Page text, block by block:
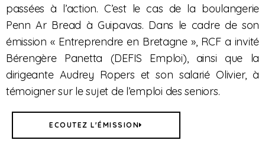
passées à l’action. C’est le cas de la boulangerie
Penn Ar Bread à Guipavas. Dans le cadre de son
émission « Entreprendre en Bretagne », RCF a invité
Bérengère Panetta (DEFIS Emploi), ainsi que la
dirigeante Audrey Ropers et son salarié Olivier, à
témoigner sur le sujet de l’emploi des seniors.
ECOUTEZ L'ÉMISSION